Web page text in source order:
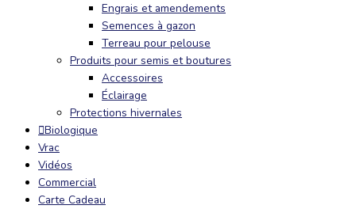
Engrais et amendements
Semences à gazon
Terreau pour pelouse
Produits pour semis et boutures
Accessoires
Éclairage
Protections hivernales
Biologique
Vrac
Vidéos
Commercial
Carte Cadeau